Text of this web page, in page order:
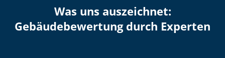
Was uns auszeichnet:
Ge­bäu­de­be­wer­tung durch Experten